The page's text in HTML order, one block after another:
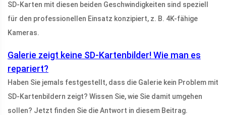
SD-Karten mit diesen beiden Geschwindigkeiten sind speziell
für den professionellen Einsatz konzipiert, z. B. 4K-fähige
Kameras.
Galerie zeigt keine SD-Kartenbilder! Wie man es
repariert?
Haben Sie jemals festgestellt, dass die Galerie kein Problem mit
SD-Kartenbildern zeigt? Wissen Sie, wie Sie damit umgehen
sollen? Jetzt finden Sie die Antwort in diesem Beitrag.